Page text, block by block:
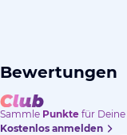
Bewertungen
Sammle Punkte für
Kostenlos anmelden